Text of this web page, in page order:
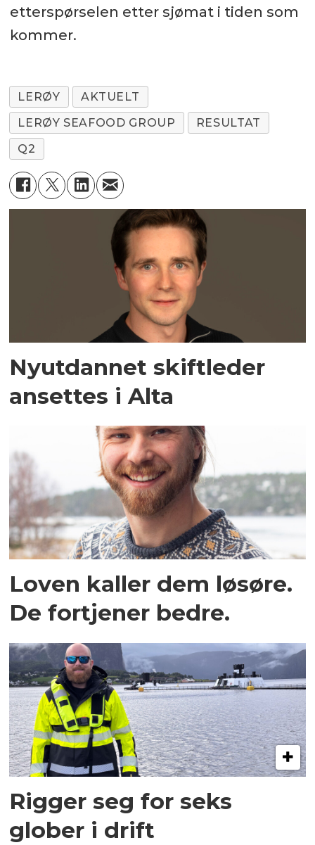
etterspørselen etter sjømat i tiden som
kommer.
LERØY
AKTUELT
LERØY SEAFOOD GROUP
RESULTAT
Q2
Nyutdannet skiftleder
ansettes i Alta
Loven kaller dem løsøre.
De fortjener bedre.
Rigger seg for seks
glober i drift